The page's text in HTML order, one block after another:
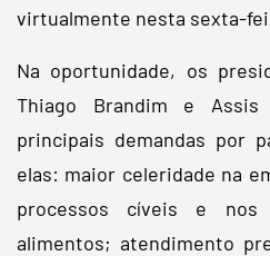
virtualmente nesta sexta-
Na oportunidade, os
Thiago Brandim e Assis
principais demandas por
elas: maior celeridade na
processos cíveis e nos
alimentos; atendimento